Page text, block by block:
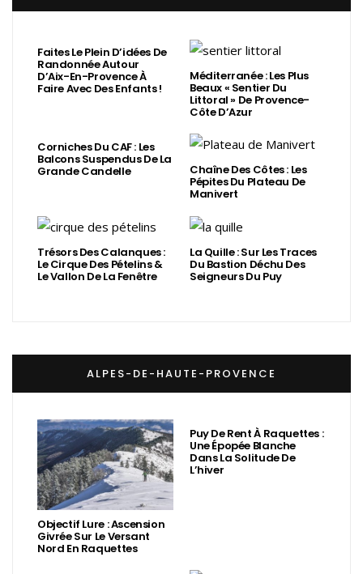
Faites Le Plein D’idées De
Randonnée Autour
D’Aix-En-Provence À
Faire Avec Des Enfants !
Méditerranée : Les Plus
Beaux « Sentier Du
Littoral » De Provence-
Côte D’Azur
Corniches Du CAF : Les
Balcons Suspendus De La
Grande Candelle Chaîne Des Côtes : Les
Pépites Du Plateau De
Manivert
Trésors Des Calanques :
Le Cirque Des Pételins &
Le Vallon De La Fenêtre
La Quille : Sur Les Traces
Du Bastion Déchu Des
Seigneurs Du Puy
ALPES-DE-HAUTE-PROVENCE
Objectif Lure : Ascension
Givrée Sur Le Versant
Nord En Raquettes
Puy De Rent À Raquettes :
Une Épopée Blanche
Dans La Solitude De
L’hiver